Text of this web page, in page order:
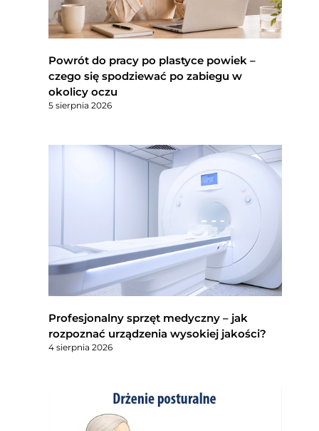
Powrót do pracy po plastyce powiek –
czego się spodziewać po zabiegu w
okolicy oczu
5 sierpnia 2026
Profesjonalny sprzęt medyczny – jak
rozpoznać urządzenia wysokiej jakości?
4 sierpnia 2026